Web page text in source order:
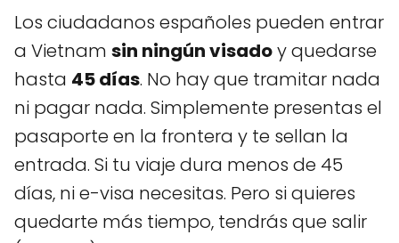
Los ciudadanos españoles pueden entrar
a Vietnam sin ningún visadoy quedarse
hasta 45 días. No hay que tramitar nada
ni pagar nada. Simplemente presentas el
pasaporte en la frontera y te sellan la
entrada. Si tu viaje dura menos de 45
días, ni e-visa necesitas. Pero si quieres
quedarte más tiempo, tendrás que salir